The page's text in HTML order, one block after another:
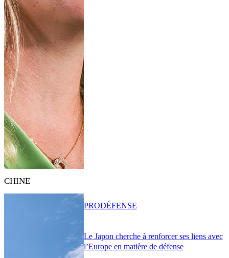
CHINE
Le Japon cherche à renforcer ses liens avec
l’Europe en matière de défense
PRODÉFENSE